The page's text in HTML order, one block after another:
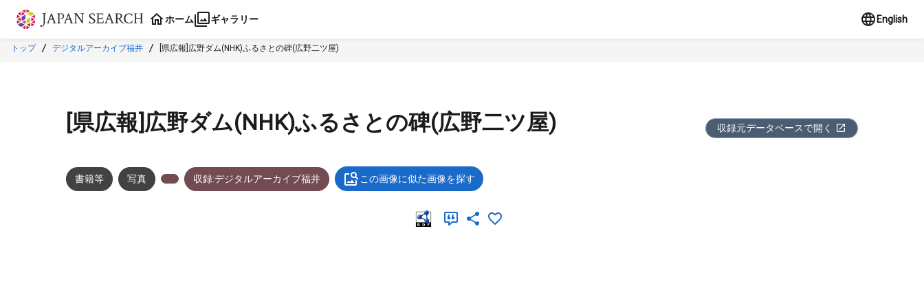
本文に飛ぶ
ホーム ギャラリー English
トップ デジタルアーカイブ福井 [県広報]広野ダム(NHK)ふるさとの碑(広野二ツ屋)
[県広報]広野ダム(NHK)ふるさとの碑(広野二ツ屋) 収録元データベースで開く
書籍等 写真 収録:デジタルアーカイブ福井 この画像に似た画像を探す